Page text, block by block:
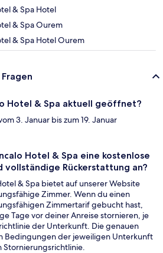
& Spa Hotel
& Spa Ourem
& Spa Hotel Ourem
Hotel & Spa aktuell geöffnet?
3. Januar bis zum 19. Januar
Hotel & Spa eine kostenlose
vollständige Rückerstattung an?
& Spa bietet auf unserer Website
Zimmer. Wenn du einen
Zimmertarif gebucht hast,
Tage vor deiner Anreise stornieren, je
der Unterkunft. Die genauen
Bedingungen der jeweiligen Unterkunft